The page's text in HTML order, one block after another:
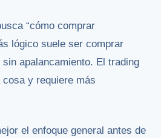
“cómo comprar
lógico suele ser comprar
apalancamiento. El trading
y requiere más
el enfoque general antes de